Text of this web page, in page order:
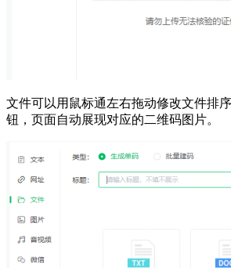
文件可以用鼠标通左右拖动修改文件排
钮，页面自动展现对应的二维码图片。